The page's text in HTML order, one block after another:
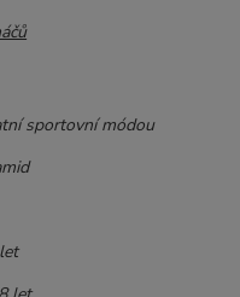
sportovní módou